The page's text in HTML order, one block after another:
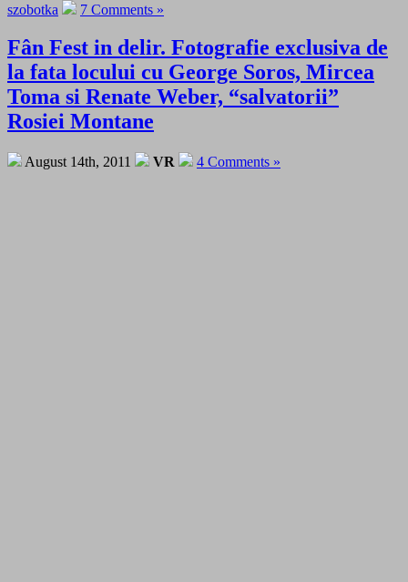
szobotka
7 Comments »
Fân Fest in delir. Fotografie exclusiva de
la fata locului cu George Soros, Mircea
Toma si Renate Weber, “salvatorii”
Rosiei Montane
August 14th, 2011 VR 4 Comments »